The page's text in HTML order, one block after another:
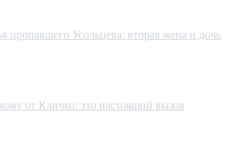
пропавшего Усольцева: вторая жена и дочь
от Кличко: это настоящий вызов